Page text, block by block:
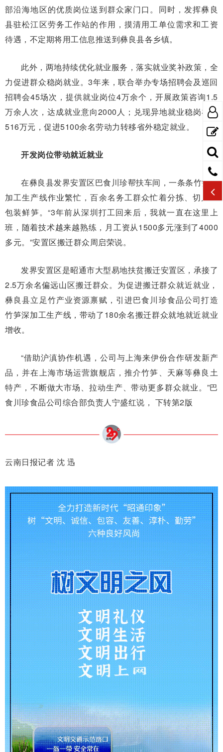
部沿海地区的优质岗位送到群众家门口。同时，发挥彝良
县驻松江区劳务工作站的作用，摸清用工单位需求和工资
待遇，不定期将用工信息推送到彝良县各乡镇。
此外，两地持续优化就业服务，落实就业奖补政策，全
力促进群众稳岗就业。3年来，联合举办专场招聘会及巡回
招聘会45场次，提供就业岗位4万余个，开展政策咨询1.5
万余人次，达成就业意向2000人；兑现异地就业稳岗补贴
516万元，促进5100余名劳动力转移省外稳定就业。
开发岗位带动就近就业
在彝良县发界安置区巴食川珍帮扶车间，一条条竹笋深
加工生产线作业繁忙，百余名务工群众忙着分拣、切片、
包装鲜笋。“3年前从深圳打工回来后，我就一直在这里上
班，随着技术越来越熟练，月工资从1500多元涨到了4000
多元。”安置区搬迁群众周启荣说。
发界安置区是昭通市大型易地扶贫搬迁安置区，承接了
2.5万余名偏远山区搬迁群众。为促进搬迁群众就近就业，
彝良县立足竹产业资源禀赋，引进巴食川珍食品公司打造
竹笋深加工生产线，带动了180余名搬迁群众就地就近就业
增收。
“借助沪滇协作机遇，公司与上海来伊份合作研发新产
品，并在上海市场运营旗舰店，推介竹笋、天麻等彝良土
特产，不断做大市场、拉动生产、带动更多群众就业。”巴
食川珍食品公司综合部负责人宁盛红说， 下转第2版
云南日报记者 沈 迅